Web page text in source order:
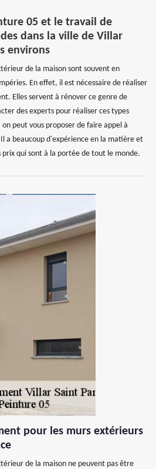
05 et le travail de
dans la ville de Villar
environs
de la maison sont souvent en
En effet, il est nécessaire de réaliser
Elles servent à rénover ce genre de
des experts pour réaliser ces types
peut vous proposer de faire appel à
Il a beaucoup d'expérience en la matière et
prix qui sont à la portée de tout le monde.
pour les murs extérieurs
de la maison ne peuvent pas être